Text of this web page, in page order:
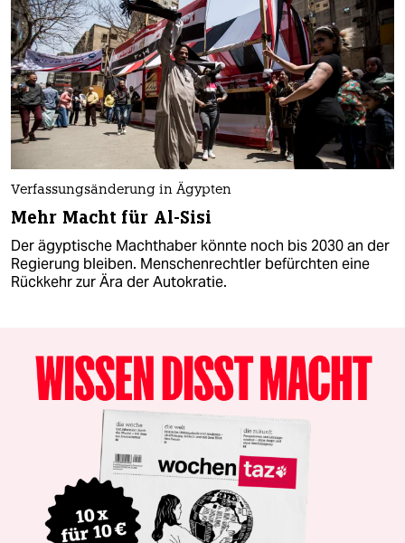
Verfassungsänderung in Ägypten
Mehr Macht für Al-Sisi
Der ägyptische Machthaber könnte noch bis 2030 an der
Regierung bleiben. Menschenrechtler befürchten eine
Rückkehr zur Ära der Autokratie.